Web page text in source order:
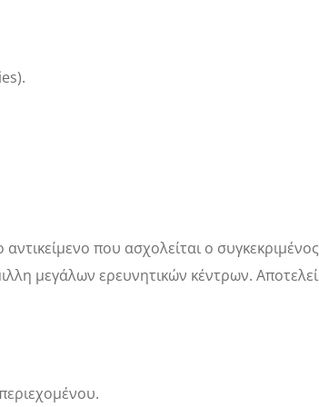
που ασχολείται ο συγκεκριμένος
μεγάλων ερευνητικών κέντρων. Αποτελεί